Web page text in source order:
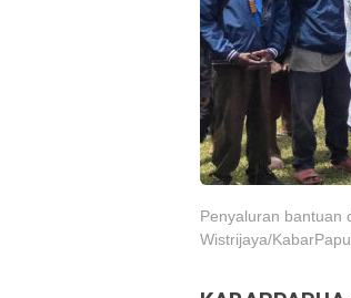
Penyaluran bantuan
Wistrijaya/